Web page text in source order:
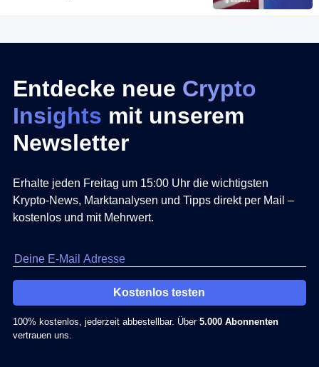
Entdecke neue Crypto
Insights mit unserem
Newsletter
Erhalte jeden Freitag um 15:00 Uhr die wichtigsten
Krypto-News, Marktanalysen und Tipps direkt per Mail –
kostenlos und mit Mehrwert.
Kostenlos testen
100% kostenlos, jederzeit abbestellbar. Über 5.000 Abonnenten
vertrauen uns.